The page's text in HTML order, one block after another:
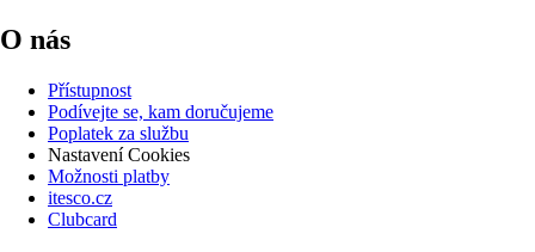
O nás
Přístupnost
Podívejte se, kam doručujeme
Poplatek za službu
Nastavení Cookies
Možnosti platby
itesco.cz
Clubcard